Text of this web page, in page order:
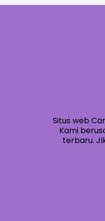
Situs web
Kami
terbaru.